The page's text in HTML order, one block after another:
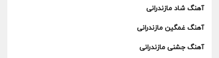
آهنگ شاد مازندرانی
آهنگ غمگین مازندرانی
آهنگ جشنی مازندرانی